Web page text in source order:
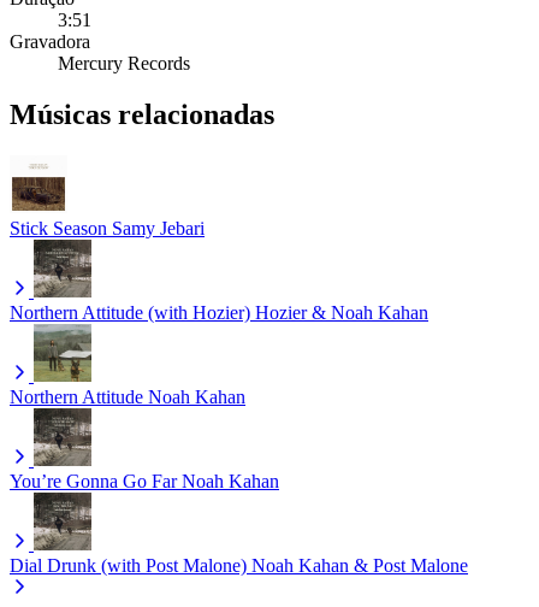
3:51
Gravadora
Mercury Records
Músicas relacionadas
Stick Season Samy Jebari
Northern Attitude (with Hozier) Hozier & Noah Kahan
Northern Attitude Noah Kahan
You’re Gonna Go Far Noah Kahan
Dial Drunk (with Post Malone) Noah Kahan & Post Malone